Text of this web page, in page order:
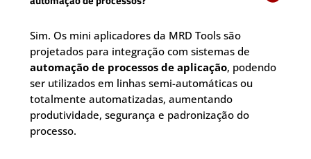
Sim. Os mini aplicadores da MRD Tools são
projetados para integração com sistemas de
automação de processos de aplicação, podendo
ser utilizados em linhas semi-automáticas ou
totalmente automatizadas, aumentando
produtividade, segurança e padronização do
processo.